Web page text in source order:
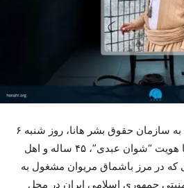
بر اساس گزارشات رسیده به سازمان حقوق بشر هانا، روز شنبه ۶
دی‌ماه ۱۴۰۴، یک شهروند با هویت “شوان عبدی”، ۴۵ ساله و اهل
که در مرز باشماق مریوان مشغول به
جمهوری اسلامی ایران در محل